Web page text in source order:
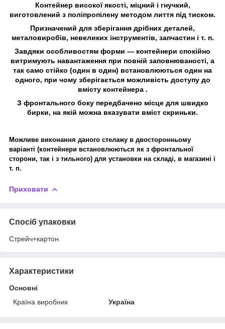
Контейнер високої якості, міцний і гнучкий,
виготовлений з поліпропілену методом лиття під тиском.
Призначений для зберігання дрібних деталей,
металовиробів, невеликих інструментів, запчастин і т. п.
Завдяки особливостям форми ― контейнери спокійно
витримують навантаження при повній заповнюваності, а
так само стійко (один в один) встановлюються один на
одного, при чому зберігається можливість доступу до
вмісту контейнера .
З фронтального боку передбачено місце для швидко
бирки, на якій можна вказувати вміст скриньки.
Можливе виконання даного стелажу в двосторонньому
варіанті (контейнери встановлюються як з фронтальної
сторони, так і з тильного) для установки на складі, в магазині і
т. п.
Приховати
Спосіб упаковки
Стрейч+картон
Характеристики
Основні
Країна виробник
Україна